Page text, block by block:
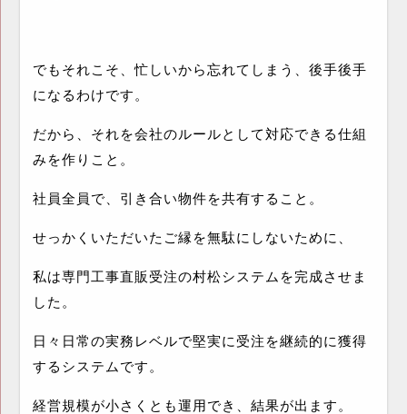
でもそれこそ、忙しいから忘れてしまう、後手後手
になるわけです。
だから、それを会社のルールとして対応できる仕組
みを作りこと。
社員全員で、引き合い物件を共有すること。
せっかくいただいたご縁を無駄にしないために、
私は専門工事直販受注の村松システムを完成させま
した。
日々日常の実務レベルで堅実に受注を継続的に獲得
するシステムです。
経営規模が小さくとも運用でき、結果が出ます。